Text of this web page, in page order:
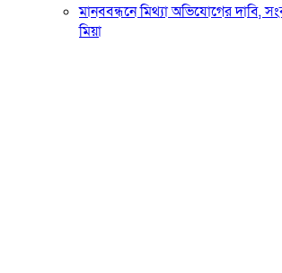
মানববন্ধনে মিথ্যা অভিযোগের দাবি,
মিয়া